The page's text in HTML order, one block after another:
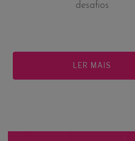
desafios
LER MAIS